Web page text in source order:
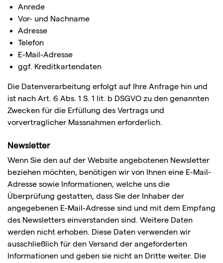
Anrede
Vor- und Nachname
Adresse
Telefon
E-Mail-Adresse
ggf. Kreditkartendaten
Die Datenverarbeitung erfolgt auf Ihre Anfrage hin und
ist nach Art. 6 Abs. 1 S. 1 lit. b DSGVO zu den genannten
Zwecken für die Erfüllung des Vertrags und
vorvertraglicher Massnahmen erforderlich.
Newsletter
Wenn Sie den auf der Website angebotenen Newsletter
beziehen möchten, benötigen wir von Ihnen eine E-Mail-
Adresse sowie Informationen, welche uns die
Überprüfung gestatten, dass Sie der Inhaber der
angegebenen E-Mail-Adresse sind und mit dem Empfang
des Newsletters einverstanden sind. Weitere Daten
werden nicht erhoben. Diese Daten verwenden wir
ausschließlich für den Versand der angeforderten
Informationen und geben sie nicht an Dritte weiter. Die